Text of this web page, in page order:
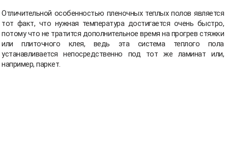
Отличительной особенностью пленочных теплых полов является
тот факт, что нужная температура достигается очень быстро,
потому что не тратится дополнительное время на прогрев стяжки
или плиточного клея, ведь эта система теплого пола
устанавливается непосредственно под тот же ламинат или,
например, паркет.